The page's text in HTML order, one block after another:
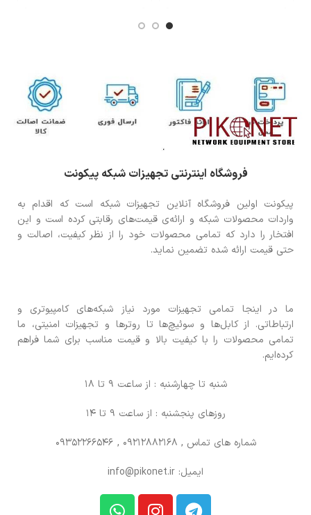
فروشگاه اینترنتی تجهیزات شبکه پیکونت
پیکونت اولین فروشگاه آنلاین تجهیزات شبکه است که اقدام به
واردات محصولات شبکه و ارائه‌ی قیمت‌های رقابتی کرده است و این
افتخار را دارد که تمامی محصولات خود را از نظر کیفیت، اصالت و
حتی قیمت ارائه شده تضمین نماید.
ما در اینجا تمامی تجهیزات مورد نیاز شبکه‌های کامپیوتری و
ارتباطاتی. از کابل‌ها و سوئیچ‌ها تا روترها و تجهیزات امنیتی، ما
تمامی محصولات را با کیفیت بالا و قیمت مناسب برای شما فراهم
کرده‌ایم.
شنبه تا چهارشنبه : از ساعت 9 تا 18
روزهای پنجشنبه : از ساعت 9 تا 14
شماره های تماس , 09212882168 , 09352266546
ایمیل: info@pikonet.ir